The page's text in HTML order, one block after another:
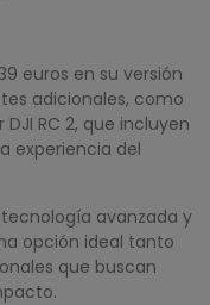
euros en su versión
adicionales, como
RC 2, que incluyen
experiencia del
avanzada y
opción ideal tanto
que buscan